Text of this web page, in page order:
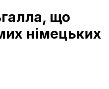
що
німецьких